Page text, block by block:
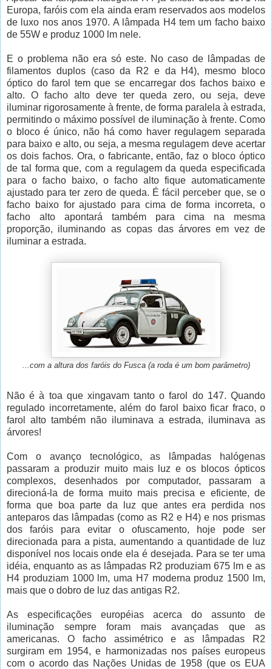
Europa, faróis com ela ainda eram reservados aos modelos
de luxo nos anos 1970. A lâmpada H4 tem um facho baixo
de 55W e produz 1000 lm nele.
E o problema não era só este. No caso de lâmpadas de
filamentos duplos (caso da R2 e da H4), mesmo bloco
óptico do farol tem que se encarregar dos fachos baixo e
alto. O facho alto deve ter queda zero, ou seja, deve
iluminar rigorosamente à frente, de forma paralela à estrada,
permitindo o máximo possível de iluminação à frente. Como
o bloco é único, não há como haver regulagem separada
para baixo e alto, ou seja, a mesma regulagem deve acertar
os dois fachos. Ora, o fabricante, então, faz o bloco óptico
de tal forma que, com a regulagem da queda especificada
para o facho baixo, o facho alto fique automaticamente
ajustado para ter zero de queda. É fácil perceber que, se o
facho baixo for ajustado para cima de forma incorreta, o
facho alto apontará também para cima na mesma
proporção, iluminando as copas das árvores em vez de
iluminar a estrada.
...com a altura dos faróis do Fusca (a roda é um bom parâmetro)
Não é à toa que xingavam tanto o farol do 147. Quando
regulado incorretamente, além do farol baixo ficar fraco, o
farol alto também não iluminava a estrada, iluminava as
árvores!
Com o avanço tecnológico, as lâmpadas halógenas
passaram a produzir muito mais luz e os blocos ópticos
complexos, desenhados por computador, passaram a
direcioná-la de forma muito mais precisa e eficiente, de
forma que boa parte da luz que antes era perdida nos
anteparos das lâmpadas (como as R2 e H4) e nos prismas
dos faróis para evitar o ofuscamento, hoje pode ser
direcionada para a pista, aumentando a quantidade de luz
disponível nos locais onde ela é desejada. Para se ter uma
idéia, enquanto as as lâmpadas R2 produziam 675 lm e as
H4 produziam 1000 lm, uma H7 moderna produz 1500 lm,
mais que o dobro de luz das antigas R2.
As especificações européias acerca do assunto de
iluminação sempre foram mais avançadas que as
americanas. O facho assimétrico e as lâmpadas R2
surgiram em 1954, e harmonizadas nos países europeus
com o acordo das Nações Unidas de 1958 (que os EUA